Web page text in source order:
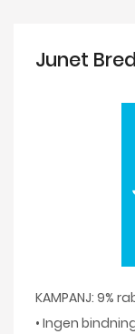
Junet
KAMPANJ: 9%
• Ingen